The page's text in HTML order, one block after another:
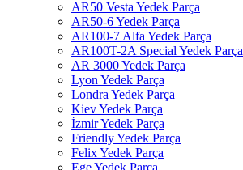
AR50 Vesta Yedek Parça
AR50-6 Yedek Parça
AR100-7 Alfa Yedek Parça
AR100T-2A Special Yedek Parça
AR 3000 Yedek Parça
Lyon Yedek Parça
Londra Yedek Parça
Kiev Yedek Parça
İzmir Yedek Parça
Friendly Yedek Parça
Felix Yedek Parça
Ege Yedek Parça